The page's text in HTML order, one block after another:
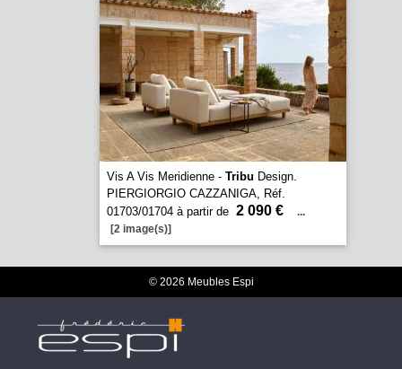
Vis A Vis Meridienne - Tribu Design.
PIERGIORGIO CAZZANIGA, Réf.
01703/01704 à partir de 2 090 €
...
[2 image(s)]
© 2026 Meubles Espi